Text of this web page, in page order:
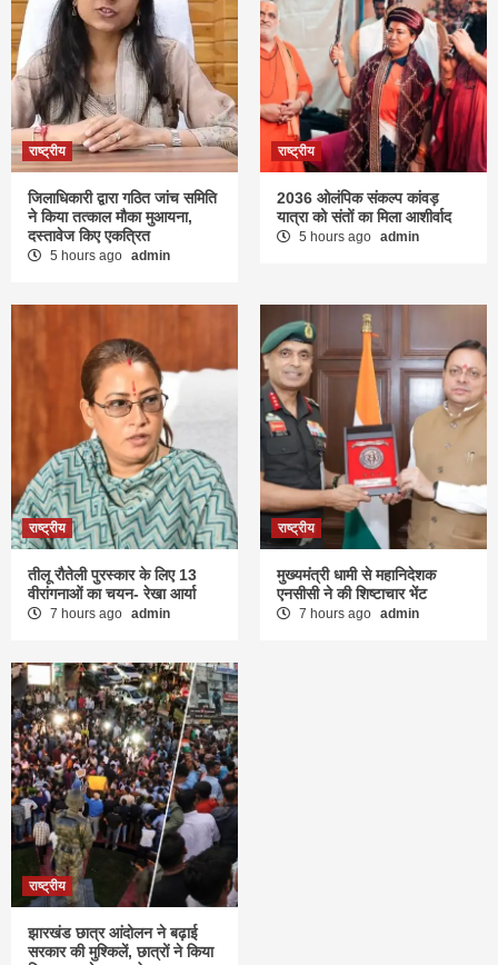
राष्ट्रीय
जिलाधिकारी द्वारा गठित जांच समिति
ने किया तत्काल मौका मुआयना,
दस्तावेज किए एकत्रित
5 hours ago admin
राष्ट्रीय
2036 ओलंपिक संकल्प कांवड़
यात्रा को संतों का मिला आशीर्वाद
5 hours ago admin
राष्ट्रीय
तीलू रौतेली पुरस्कार के लिए 13
वीरांगनाओं का चयन- रेखा आर्या
7 hours ago admin
राष्ट्रीय
मुख्यमंत्री धामी से महानिदेशक
एनसीसी ने की शिष्टाचार भेंट
7 hours ago admin
राष्ट्रीय
झारखंड छात्र आंदोलन ने बढ़ाई
सरकार की मुश्किलें, छात्रों ने किया